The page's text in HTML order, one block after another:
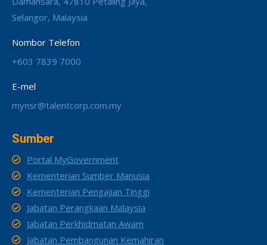
Selangor, Malaysia
Nombor Telefon
+603 7839 7000
E-mel
mynsr@talentcorp.com.my
Sumber
Portal MyGovernment
Kementerian Sumber Manusia
Kementerian Pengajian Tinggi
Jabatan Perangkaan Malaysia
Jabatan Perkhidmatan Awam
Jabatan Pembangunan Kemahiran